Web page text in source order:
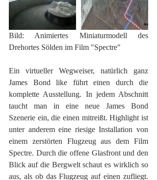
Bild: Animiertes Miniaturmodell des
Drehortes Sölden im Film "Spectre"
Ein virtueller Wegweiser, natürlich ganz
James Bond like führt einen durch die
komplette Ausstellung. In jedem Abschnitt
taucht man in eine neue James Bond
Szenerie ein, die einen mitreißt. Highlight ist
unter anderem eine riesige Installation von
einem zerstörten Flugzeug aus dem Film
Spectre. Durch die offene Glasfront und den
Blick auf die Bergwelt schaut es wirklich so
aus, als ob das Flugzeug auf einen zufliegt.